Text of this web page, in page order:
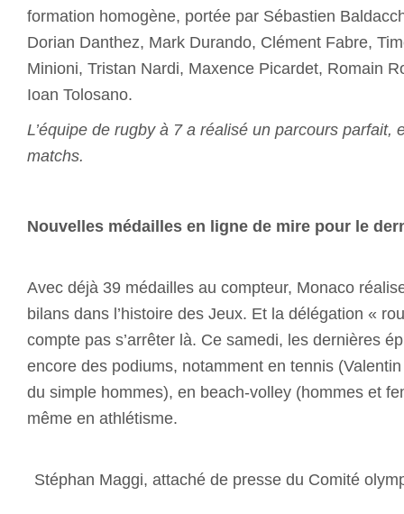
formation homogène, portée par Sébastien
Dorian Danthez, Mark Durando, Clément Fabre,
Minioni, Tristan Nardi, Maxence Picardet, Romain
Ioan Tolosano.
L’équipe de rugby à 7 a réalisé un parcours parfait,
matchs.
Nouvelles médailles en ligne de mire pour le
Avec déjà 39 médailles au compteur, Monaco
bilans dans l’histoire des Jeux. Et la délégation «
compte pas s’arrêter là. Ce samedi, les dernières
encore des podiums, notamment en tennis
du simple hommes), en beach-volley (hommes et
même en athlétisme.
Stéphan Maggi, attaché de presse du Comité